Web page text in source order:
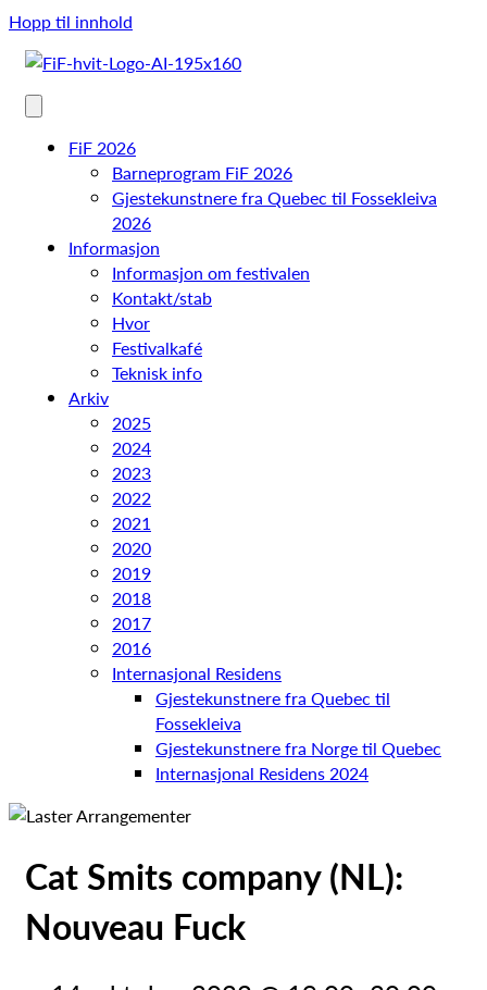
Hopp til innhold
FiF 2026
Barneprogram FiF 2026
Gjestekunstnere fra Quebec til Fossekleiva
2026
Informasjon
Informasjon om festivalen
Kontakt/stab
Hvor
Festivalkafé
Teknisk info
Arkiv
2025
2024
2023
2022
2021
2020
2019
2018
2017
2016
Internasjonal Residens
Gjestekunstnere fra Quebec til
Fossekleiva
Gjestekunstnere fra Norge til Quebec
Internasjonal Residens 2024
Cat Smits company (NL):
Nouveau Fuck